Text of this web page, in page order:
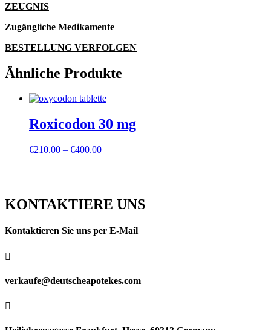
ZEUGNIS
Zugängliche Medikamente
BESTELLUNG VERFOLGEN
Ähnliche Produkte
Roxicodon 30 mg
€210.00 – €400.00Preisspanne:
KONTAKTIERE UNS
Kontaktieren Sie uns per E-Mail

verkaufe@deutscheapotekes.com
